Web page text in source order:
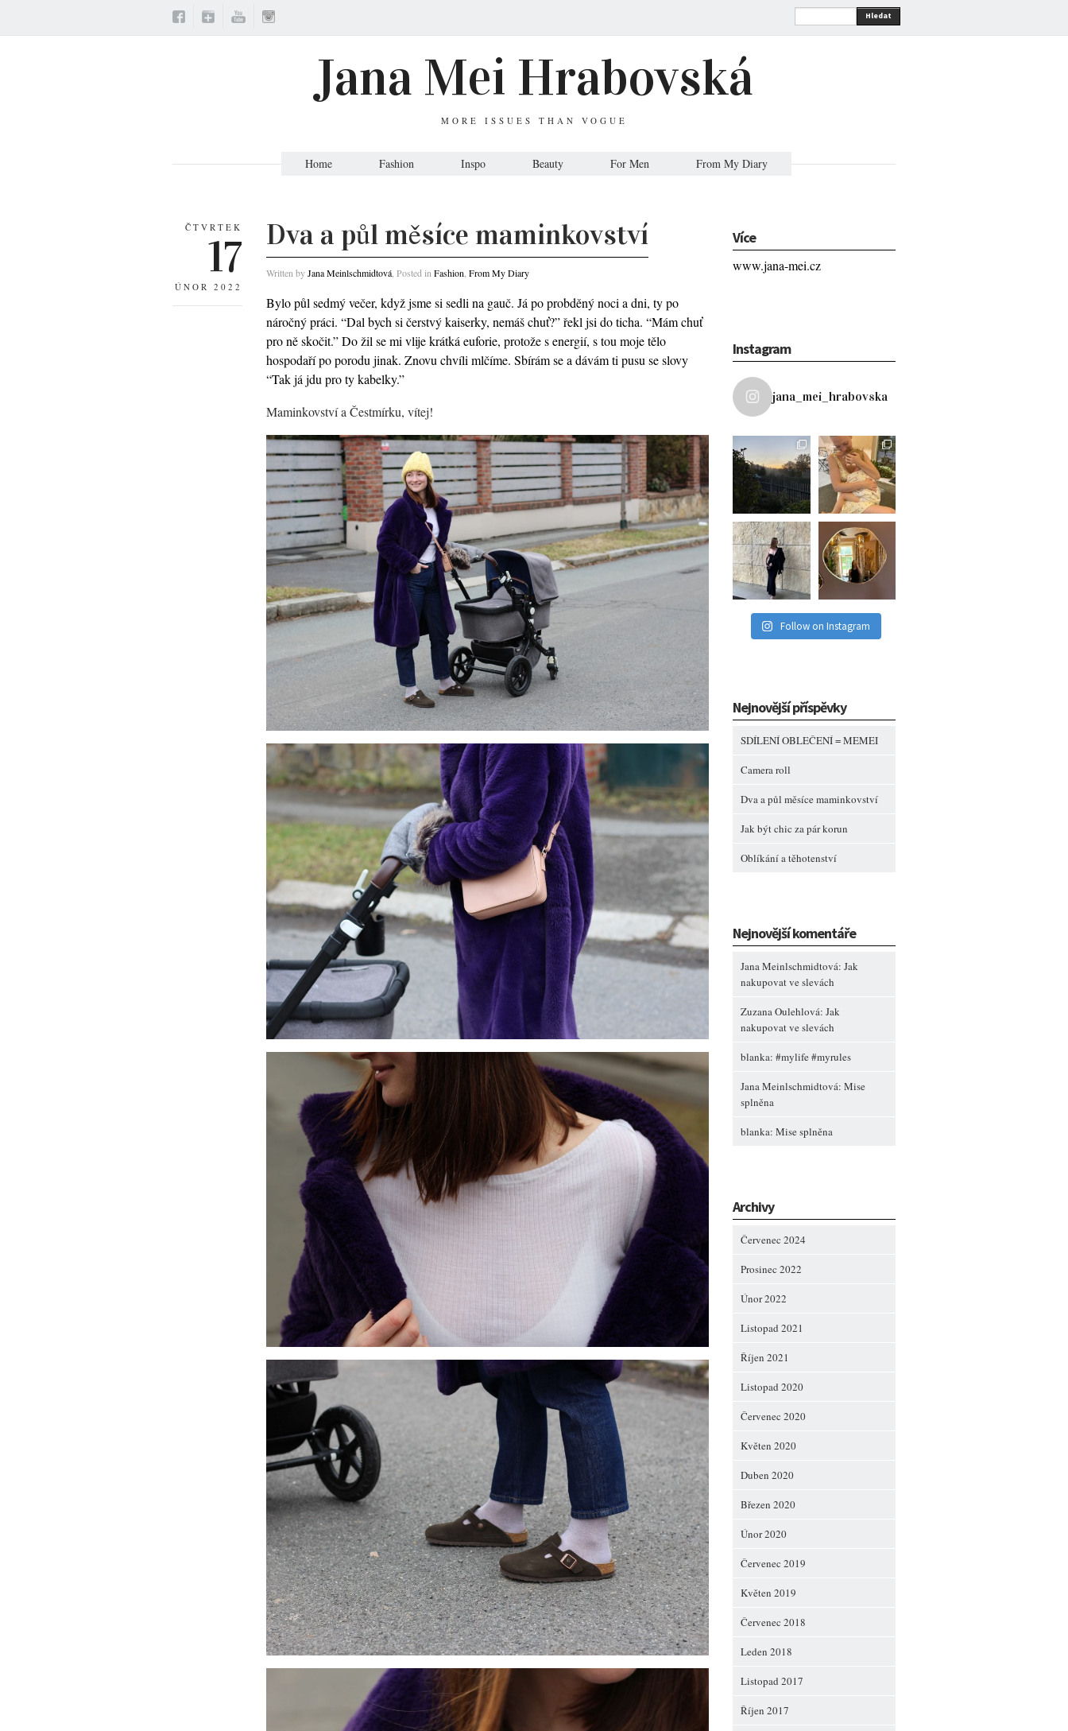
Hledat
Jana Mei Hrabovská
MORE ISSUES THAN VOGUE
Home Fashion Inspo Beauty For Men From My Diary
ČTVRTEK
17
ÚNOR 2022
Dva a půl měsíce maminkovství
Written byJana Meinlschmidtová, Posted in Fashion From My Diary
Bylo půl sedmý večer, když jsme si sedli na gauč. Já po probděný noci a dni, ty po
náročný práci. “Dal bych si čerstvý kaiserky, nemáš chuť?” řekl jsi do ticha. “Mám chuť
pro ně skočit.” Do žil se mi vlije krátká euforie, protože s energií, s tou moje tělo
hospodaří po porodu jinak. Znovu chvíli mlčíme. Sbírám se a dávám ti pusu se slovy
“Tak já jdu pro ty kabelky.”
Maminkovství a Čestmírku, vítej!
Více
www.jana-mei.cz
Instagram
jana_mei_hrabovska
Follow on Instagram
Nejnovější příspěvky
SDÍLENÍ OBLEČENÍ = MEMEI
Camera roll
Dva a půl měsíce maminkovství
Jak být chic za pár korun
Oblíkání a těhotenství
Nejnovější komentáře
Jana Meinlschmidtová: Jak
nakupovat ve slevách
Zuzana Oulehlová: Jak
nakupovat ve slevách
blanka: #mylife #myrules
Jana Meinlschmidtová: Mise
splněna
blanka: Mise splněna
Archivy
Červenec 2024
Prosinec 2022
Únor 2022
Listopad 2021
Říjen 2021
Listopad 2020
Červenec 2020
Květen 2020
Duben 2020
Březen 2020
Únor 2020
Červenec 2019
Květen 2019
Červenec 2018
Leden 2018
Listopad 2017
Říjen 2017